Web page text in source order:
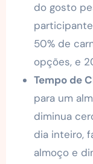
do gosto
50% de
opções, e
Tempo de
para um
diminua
dia inteiro,
almoço e